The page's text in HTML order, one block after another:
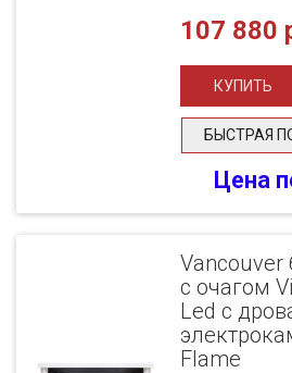
107 880
БЫСТРАЯ
Цена
Vancouver
с очагом
Led с
Flame